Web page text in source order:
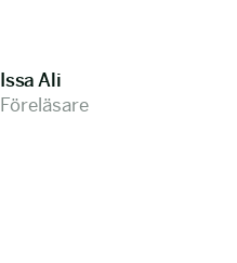
Issa Ali
Föreläsare